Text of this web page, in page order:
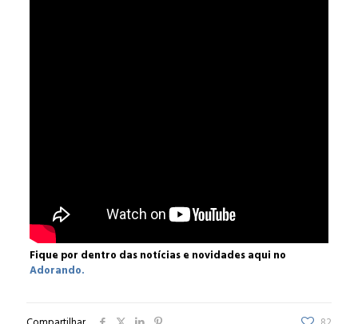
Fique por dentro das notícias e novidades aqui no
Adorando.